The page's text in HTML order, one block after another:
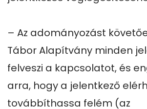
– Az adományozást
Tábor Alapítvány minden
felveszi a kapcsolatot, és
arra, hogy a jelentkező
továbbíthassa felém (az